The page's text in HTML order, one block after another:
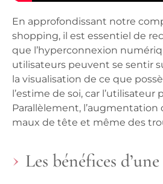
En approfondissant notre
shopping, il est essentiel de
que l’hyperconnexion
utilisateurs peuvent se sentir
la visualisation de ce que
l’estime de soi, car
Parallèlement, l’augmentation
maux de tête et même des
Les bénéfices